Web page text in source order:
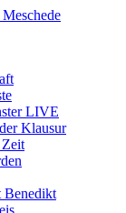
LIVE
Klausur
Benedikt